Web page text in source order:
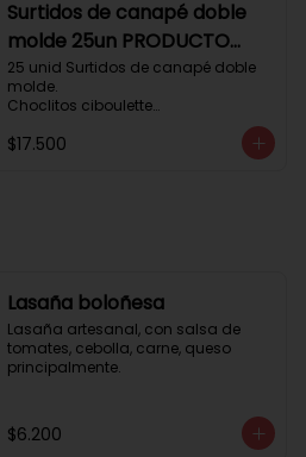
Surtidos de canapé doble
molde 25un PRODUCTO
DELICADO .
25 unid Surtidos de canapé doble
molde.
Choclitos ciboulette
Tomate aji verde.
$17.500
Lasaña boloñesa
Lasaña artesanal, con salsa de
tomates, cebolla, carne, queso
principalmente.
$6.200